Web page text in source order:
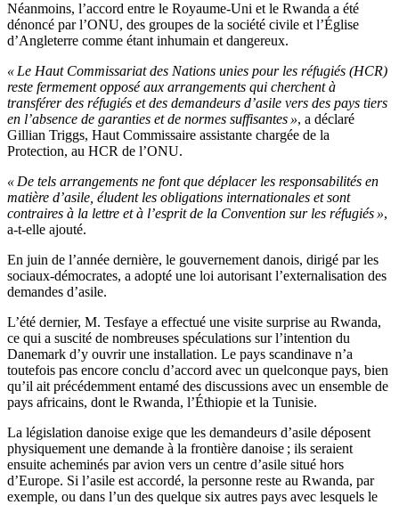
Néanmoins, l’accord entre le Royaume-Uni et le Rwanda a été
dénoncé par l’ONU, des groupes de la société civile et l’Église
d’Angleterre comme étant inhumain et dangereux.
« Le Haut Commissariat des Nations unies pour les réfugiés (HCR)
reste fermement opposé aux arrangements qui cherchent à
transférer des réfugiés et des demandeurs d’asile vers des pays tiers
en l’absence de garanties et de normes suffisantes », a déclaré
Gillian Triggs, Haut Commissaire assistante chargée de la
Protection, au HCR de l’ONU.
« De tels arrangements ne font que déplacer les responsabilités en
matière d’asile, éludent les obligations internationales et sont
contraires à la lettre et à l’esprit de la Convention sur les réfugiés »,
a-t-elle ajouté.
En juin de l’année dernière, le gouvernement danois, dirigé par les
sociaux-démocrates, a adopté une loi autorisant l’externalisation des
demandes d’asile.
L’été dernier, M. Tesfaye a effectué une visite surprise au Rwanda,
ce qui a suscité de nombreuses spéculations sur l’intention du
Danemark d’y ouvrir une installation. Le pays scandinave n’a
toutefois pas encore conclu d’accord avec un quelconque pays, bien
qu’il ait précédemment entamé des discussions avec un ensemble de
pays africains, dont le Rwanda, l’Éthiopie et la Tunisie.
La législation danoise exige que les demandeurs d’asile déposent
physiquement une demande à la frontière danoise ; ils seraient
ensuite acheminés par avion vers un centre d’asile situé hors
d’Europe. Si l’asile est accordé, la personne reste au Rwanda, par
exemple, ou dans l’un des quelque six autres pays avec lesquels le